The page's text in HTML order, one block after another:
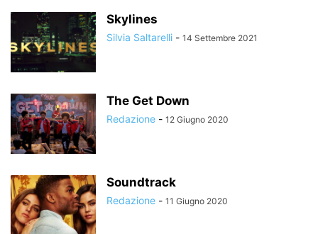
ROMANTICO SERVIZI STREAMING
Skylines
Silvia Saltarelli - 14 Settembre 2021
The Get Down
Redazione - 12 Giugno 2020
Soundtrack
Redazione - 11 Giugno 2020